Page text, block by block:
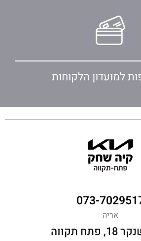
למועדון הלקוחות
073-
אריה
תקווה